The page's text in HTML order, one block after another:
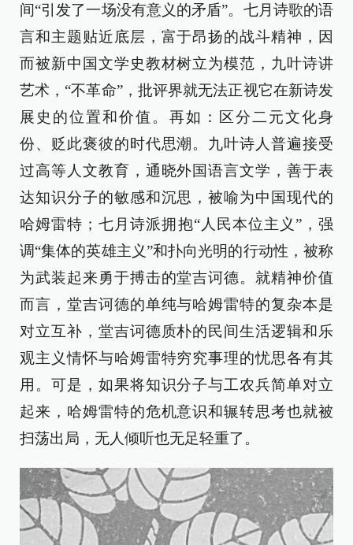
间“引发了一场没有意义的矛盾”。七月诗歌的语
言和主题贴近底层，富于昂扬的战斗精神，因
而被新中国文学史教材树立为模范，九叶诗讲
艺术，“不革命”，批评界就无法正视它在新诗发
展史的位置和价值。再如：区分二元文化身
份、贬此褒彼的时代思潮。九叶诗人普遍接受
过高等人文教育，通晓外国语言文学，善于表
达知识分子的敏感和沉思，被喻为中国现代的
哈姆雷特；七月诗派拥抱“人民本位主义”，强
调“集体的英雄主义”和扑向光明的行动性，被称
为武装起来勇于搏击的堂吉诃德。就精神价值
而言，堂吉诃德的单纯与哈姆雷特的复杂本是
对立互补，堂吉诃德质朴的民间生活逻辑和乐
观主义情怀与哈姆雷特穷究事理的忧思各有其
用。可是，如果将知识分子与工农兵简单对立
起来，哈姆雷特的危机意识和辗转思考也就被
扫荡出局，无人倾听也无足轻重了。